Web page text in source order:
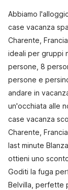
Abbiamo
case vacanza
Charente,
ideali per gruppi
persone, 8
persone e
andare in
un'occhiata alle
case vacanza
Charente,
last minute
ottieni uno
Goditi la fuga
Belvilla, perfette